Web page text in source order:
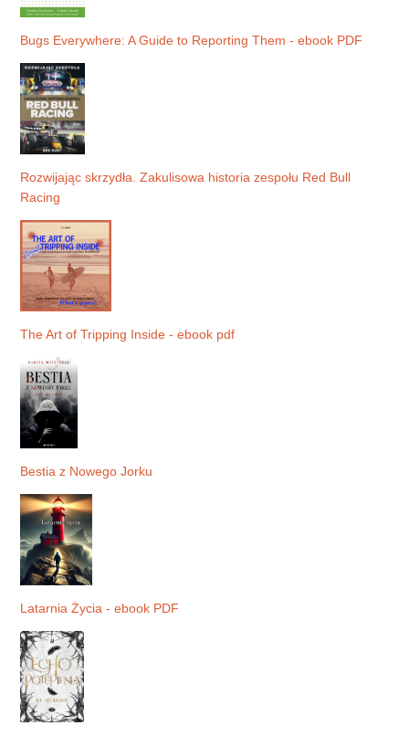
Bugs Everywhere: A Guide to Reporting Them - ebook PDF
Rozwijając skrzydła. Zakulisowa historia zespołu Red Bull
Racing
The Art of Tripping Inside - ebook pdf
Bestia z Nowego Jorku
Latarnia Życia - ebook PDF